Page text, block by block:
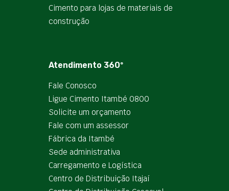
Cimento para lojas de materiais de
construção
Atendimento 360º
Fale Conosco
Ligue Cimento Itambé 0800
Solicite um orçamento
Fale com um assessor
Fábrica da Itambé
Sede administrativa
Carregamento e Logística
Centro de Distribuição Itajaí